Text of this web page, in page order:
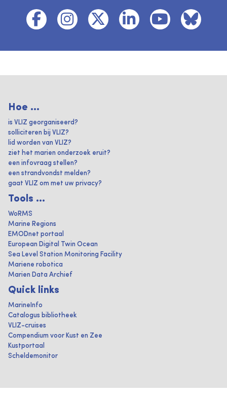
Hoe ...
is VLIZ georganiseerd?
solliciteren bij VLIZ?
lid worden van VLIZ?
ziet het marien onderzoek eruit?
een infovraag stellen?
een strandvondst melden?
gaat VLIZ om met uw privacy?
Tools ...
WoRMS
Marine Regions
EMODnet portaal
European Digital Twin Ocean
Sea Level Station Monitoring Facility
Mariene robotica
Marien Data Archief
Quick links
MarineInfo
Catalogus bibliotheek
VLIZ-cruises
Compendium voor Kust en Zee
Kustportaal
Scheldemonitor